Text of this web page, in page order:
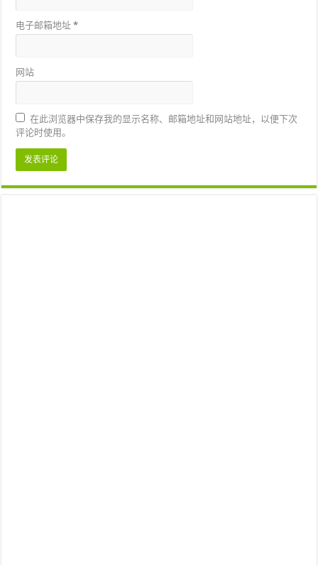
电子邮箱地址*
网站
在此浏览器中保存我的显示名称、邮箱地址和网站地址，以便下次
评论时使用。